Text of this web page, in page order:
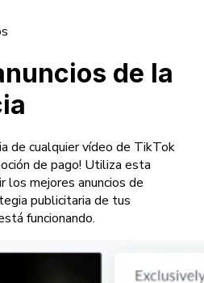
de la
de cualquier vídeo de TikTok
de pago! Utiliza esta
los mejores anuncios de
publicitaria de tus
funcionando.